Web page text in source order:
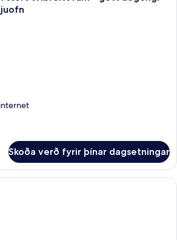
Skoða verð fyrir þínar dagsetningar